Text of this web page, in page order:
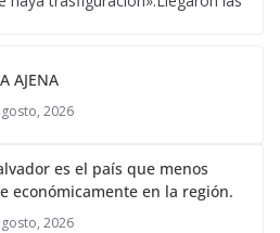
AJENA
2026
es el país que menos
económicamente en la región.
2026